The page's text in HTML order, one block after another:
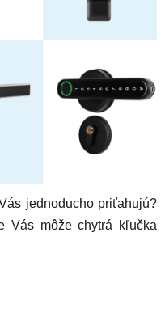
jednoducho priťahujú?
Vás môže chytrá kľučka